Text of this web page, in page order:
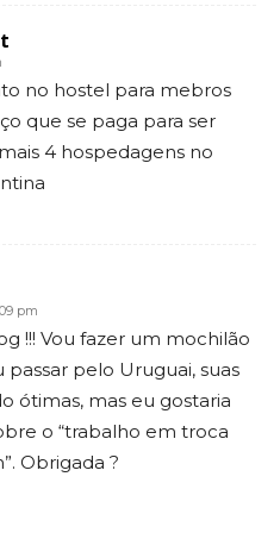
no hostel para mebros
que se paga para ser
4 hospedagens no
pm
!!! Vou fazer um mochilão
passar pelo Uruguai, suas
ótimas, mas eu gostaria
o “trabalho em troca
Obrigada ?